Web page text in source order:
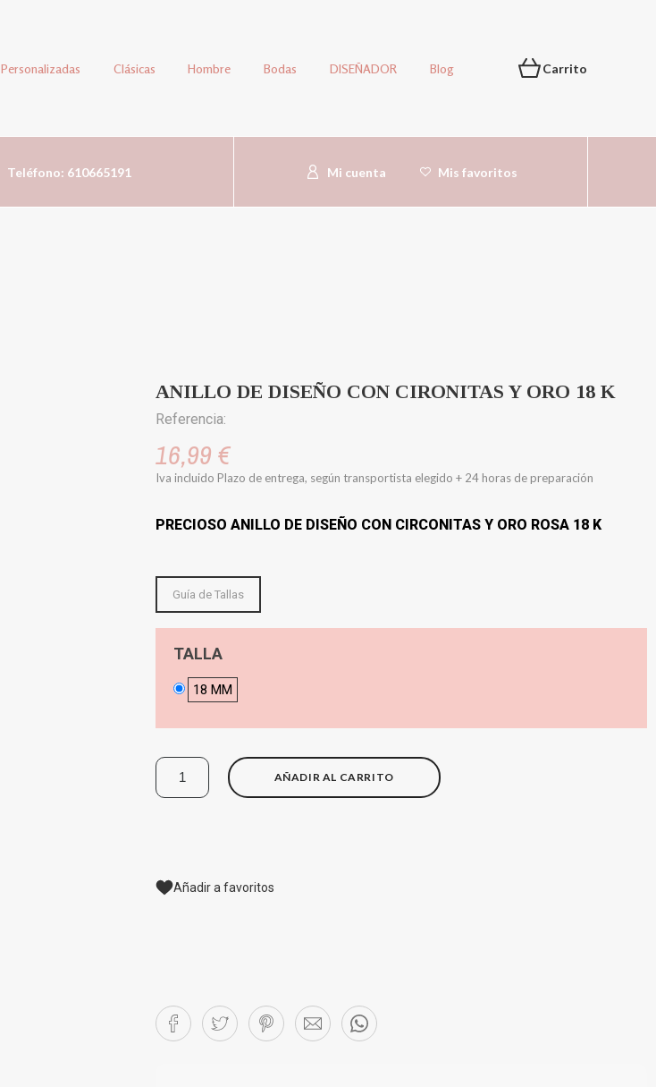
Personalizadas Clásicas Hombre Bodas DISEÑADOR Blog Carrito
Teléfono: 610665191 Mi cuenta Mis favoritos
ANILLO DE DISEÑO CON CIRONITAS Y ORO 18 K
Referencia:
16,99 €
Iva incluido Plazo de entrega, según transportista elegido + 24 horas de preparación
PRECIOSO ANILLO DE DISEÑO CON CIRCONITAS Y ORO ROSA 18 K
Guía de Tallas
TALLA
18 MM
AÑADIR AL CARRITO
Añadir a favoritos